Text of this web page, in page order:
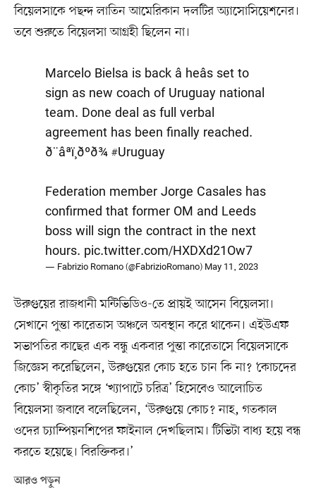
বিয়েলসাকে পছন্দ লাতিন আমেরিকান দলটির অ্যাসোসিয়েশনের।
তবে শুরুতে বিয়েলসা আগ্রহী ছিলেন না।
Marcelo Bielsa is back â heâs set to
sign as new coach of Uruguay national
team. Done deal as full verbal
agreement has been finally reached.
ð¨âªï¸ðºð¾ #Uruguay
Federation member Jorge Casales has
confirmed that former OM and Leeds
boss will sign the contract in the next
hours. pic.twitter.com/HXDXd21Ow7
— Fabrizio Romano (@FabrizioRomano) May 11, 2023
উরুগুয়ের রাজধানী মন্টিভিডিও-তে প্রায়ই আসেন বিয়েলসা।
সেখানে পুন্তা কারেতাস অঞ্চলে অবস্থান করে থাকেন। এইউএফ
সভাপতির কাছের এক বন্ধু একবার পুন্তা কারেতাসে বিয়েলসাকে
জিজ্ঞেস করেছিলেন, উরুগুয়ের কোচ হতে চান কি না? ‘কোচদের
কোচ’ স্বীকৃতির সঙ্গে ‘খ্যাপাটে চরিত্র’ হিসেবেও আলোচিত
বিয়েলসা জবাবে বলেছিলেন, ‘উরুগুয়ে কোচ? নাহ, গতকাল
ওদের চ্যাম্পিয়নশিপের ফাইনাল দেখছিলাম। টিভিটা বাধ্য হয়ে বন্ধ
করতে হয়েছে। বিরক্তিকর।’
আরও পড়ুন